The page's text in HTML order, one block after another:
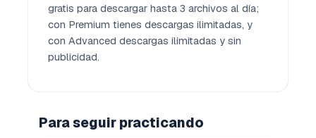
gratis para descargar hasta 3 archivos al día;
con Premium tienes descargas ilimitadas, y
con Advanced descargas ilimitadas y sin
publicidad.
Para seguir practicando